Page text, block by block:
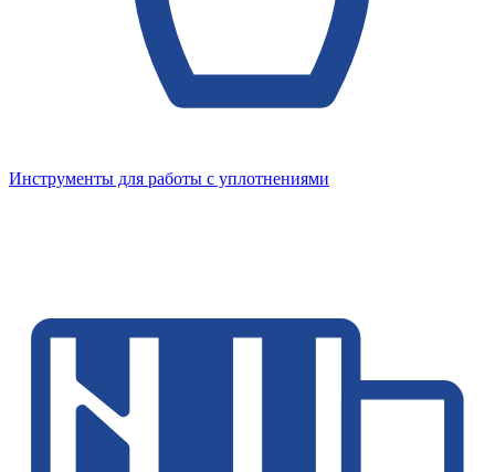
Инструменты для работы с уплотнениями